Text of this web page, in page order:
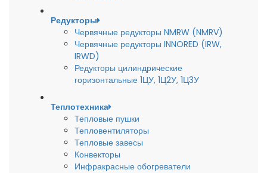
Редукторы
Червячные редукторы NMRW (NMRV)
Червячные редукторы INNORED (IRW,
IRWD)
Редукторы цилиндрические
горизонтальные 1ЦУ, 1Ц2У, 1Ц3У
Теплотехника
Тепловые пушки
Тепловентиляторы
Тепловые завесы
Конвекторы
Инфракрасные обогреватели